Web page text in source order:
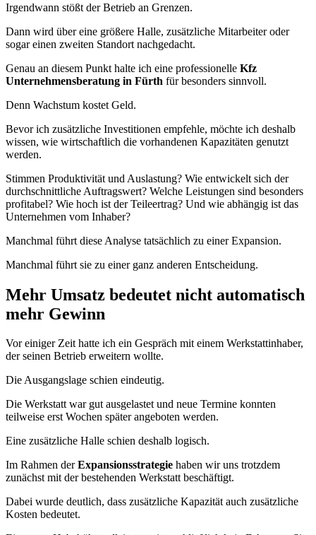
Irgendwann stößt der Betrieb an Grenzen.
Dann wird über eine größere Halle, zusätzliche Mitarbeiter oder
sogar einen zweiten Standort nachgedacht.
Genau an diesem Punkt halte ich eine professionelle Kfz
Unternehmensberatung in Fürth für besonders sinnvoll.
Denn Wachstum kostet Geld.
Bevor ich zusätzliche Investitionen empfehle, möchte ich deshalb
wissen, wie wirtschaftlich die vorhandenen Kapazitäten genutzt
werden.
Stimmen Produktivität und Auslastung? Wie entwickelt sich der
durchschnittliche Auftragswert? Welche Leistungen sind besonders
profitabel? Wie hoch ist der Teileertrag? Und wie abhängig ist das
Unternehmen vom Inhaber?
Manchmal führt diese Analyse tatsächlich zu einer Expansion.
Manchmal führt sie zu einer ganz anderen Entscheidung.
Mehr Umsatz bedeutet nicht automatisch
mehr Gewinn
Vor einiger Zeit hatte ich ein Gespräch mit einem Werkstattinhaber,
der seinen Betrieb erweitern wollte.
Die Ausgangslage schien eindeutig.
Die Werkstatt war gut ausgelastet und neue Termine konnten
teilweise erst Wochen später angeboten werden.
Eine zusätzliche Halle schien deshalb logisch.
Im Rahmen derExpansionsstrategie haben wir uns trotzdem
zunächst mit der bestehenden Werkstatt beschäftigt.
Dabei wurde deutlich, dass zusätzliche Kapazität auch zusätzliche
Kosten bedeutet.